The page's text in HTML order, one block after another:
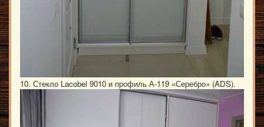
10. Стекло Lacobel 9010 и профиль А-119 «Серебро» (ADS).